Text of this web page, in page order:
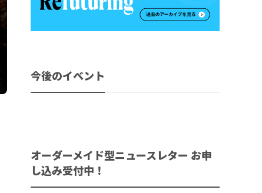
今後のイベント
オーダーメイド型ニュースレター お申
し込み受付中！